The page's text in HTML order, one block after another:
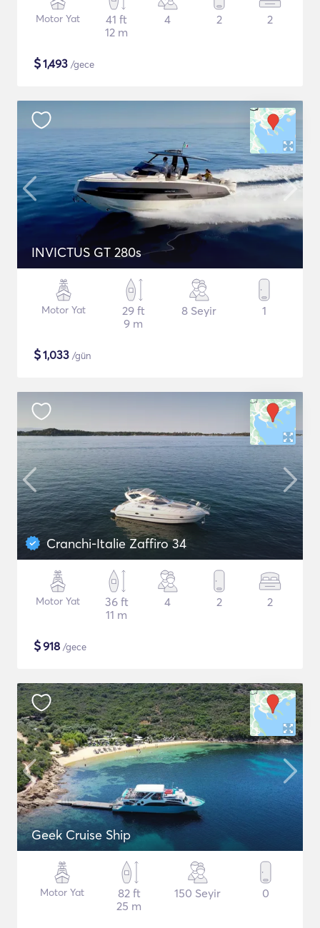
Motor Yat
41 ft
12 m
4 2 2
$1,493 /gece
INVICTUS GT 280s
Motor Yat
29 ft
9 m
8 Seyir 1
$1,033 /gün
Cranchi-Italie Zaffiro 34
Motor Yat
36 ft
11 m
4 2 2
$918 /gece
Geek Cruise Ship
Motor Yat
82 ft
25 m
150 Seyir 0